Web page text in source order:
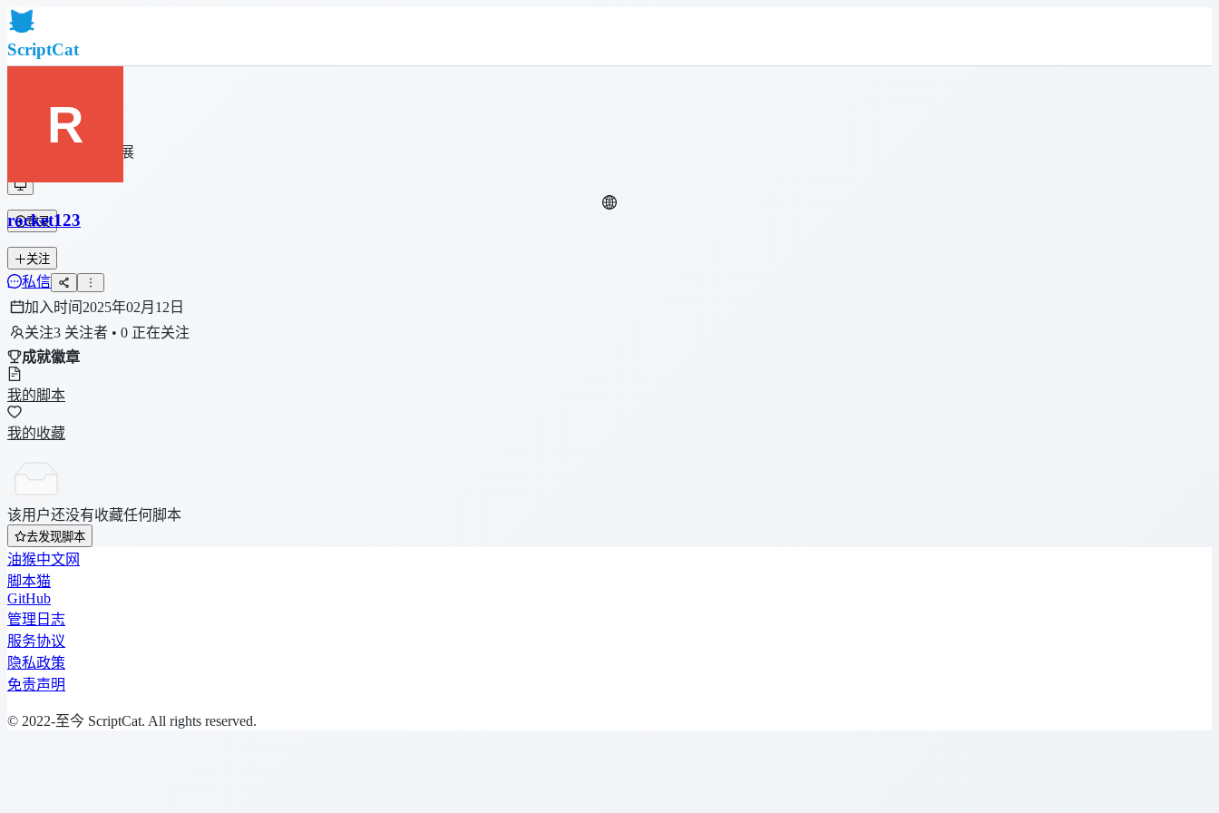
ScriptCat
社区
脚本列表
浏览器扩展
登录
rocket123
关注
私信
加入时间2025年02月12日
关注3 关注者 • 0 正在关注
成就徽章
我的脚本
我的收藏
该用户还没有收藏任何脚本
去发现脚本
油猴中文网
脚本猫
GitHub
管理日志
服务协议
隐私政策
免责声明
© 2022-至今 ScriptCat. All rights reserved.